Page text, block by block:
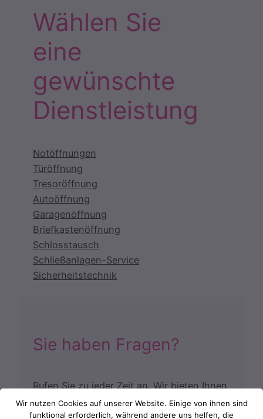
Wählen Sie
eine
gewünschte
Dienstleistung
Notöffnungen
Türöffnung
Tresoröffnung
Autoöffnung
Garagenöffnung
Briefkastenöffnung
Schlosstausch
Schließanlagen-Service
Sicherheitstechnik
Sie haben Fragen?
Rufen Sie zu jeder Zeit an. Wir bieten Ihnen
einen 24h Notdienst:
Wir nutzen Cookies auf unserer Website. Einige von ihnen sind
funktional erforderlich, während andere uns helfen, die